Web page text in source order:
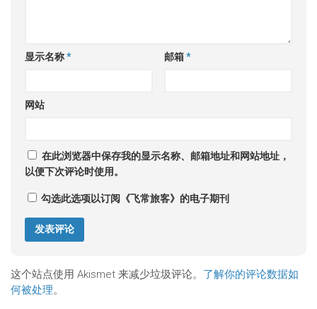
显示名称* 邮箱*
网站
在此浏览器中保存我的显示名称、邮箱地址和网站地址，
以便下次评论时使用。
勾选此选项以订阅《飞常旅客》的电子期刊
这个站点使用 Akismet 来减少垃圾评论。 了解你的评论数据如
何被处理。